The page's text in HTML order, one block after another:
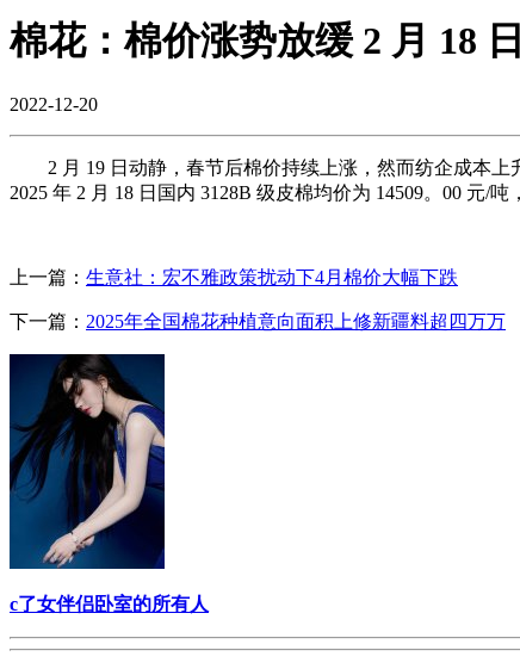
棉花：棉价涨势放缓 2 月 18
2022-12-20
2 月 19 日动静，春节后棉价持续上涨，然而纺企成本上
2025 年 2 月 18 日国内 3128B 级皮棉均价为 14509。00 元/
上一篇： 生意社：宏不雅政策扰动下4月棉价大幅下跌
下一篇： 2025年全国棉花种植意向面积上修新疆料超四万万
c了女伴侣卧室的所有人